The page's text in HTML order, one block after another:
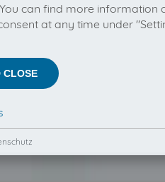
can find more information
at any time under
CLOSE